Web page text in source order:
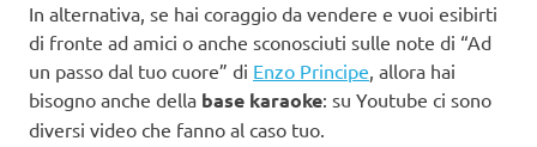
In alternativa, se hai coraggio da vendere e vuoi esibirti
di fronte ad amici o anche sconosciuti sulle note di “Ad
un passo dal tuo cuore” di Enzo Principe, allora hai
bisogno anche della base karaoke: su Youtube ci sono
diversi video che fanno al caso tuo.